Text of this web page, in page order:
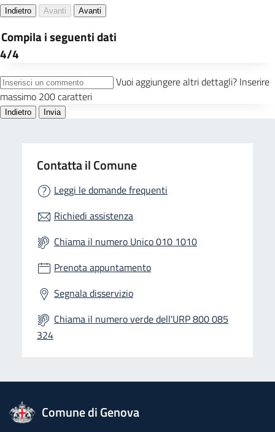
Contatta il Comune
Leggi le domande frequenti
Richiedi assistenza
Chiama il numero Unico 010 1010
Prenota appuntamento
Segnala disservizio
Chiama il numero verde dell'URP 800 085
324
logo Unione Europea
Comune di Genova